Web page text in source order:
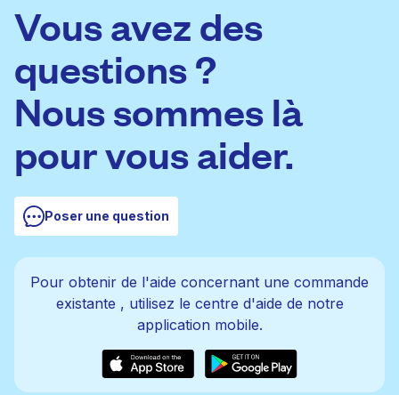
Vous avez des
questions ?
Nous sommes là
pour vous aider.
Poser une question
Pour obtenir de l'aide concernant une commande
existante , utilisez le centre d'aide de notre
application mobile.